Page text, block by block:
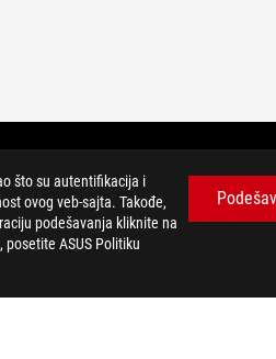
što su autentifikacija i
ovog veb-sajta. Takođe,
podešavanja kliknite na
ASUS Politiku
BUDITE U